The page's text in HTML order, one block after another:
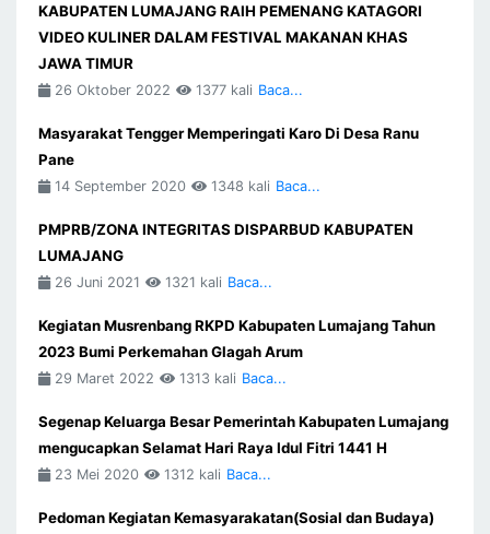
KABUPATEN LUMAJANG RAIH PEMENANG KATAGORI
VIDEO KULINER DALAM FESTIVAL MAKANAN KHAS
JAWA TIMUR
26 Oktober 2022 1377 kali Baca...
Masyarakat Tengger Memperingati Karo Di Desa Ranu
Pane
14 September 2020 1348 kali Baca...
PMPRB/ZONA INTEGRITAS DISPARBUD KABUPATEN
LUMAJANG
26 Juni 2021 1321 kali Baca...
Kegiatan Musrenbang RKPD Kabupaten Lumajang Tahun
2023 Bumi Perkemahan Glagah Arum
29 Maret 2022 1313 kali Baca...
Segenap Keluarga Besar Pemerintah Kabupaten Lumajang
mengucapkan Selamat Hari Raya Idul Fitri 1441 H
23 Mei 2020 1312 kali Baca...
Pedoman Kegiatan Kemasyarakatan(Sosial dan Budaya)